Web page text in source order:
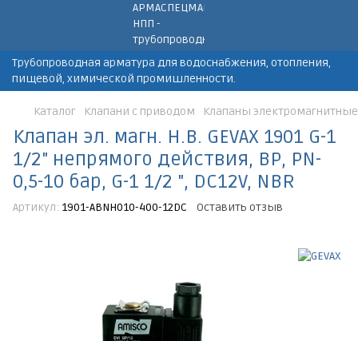
Трубопроводная арматура для водоснабжения, отопления,
пищевой, химической промишленности.
Каталог Клапани с приводом Клапаны электромагнитные
Клапан эл. магн. Н.В. GEVAX 1901 G-1
1/2" непрямого действия, ВР, PN-
0,5-10 бар, G-1 1/2 ", DC12V, NBR
Артикул: 1901-ABNH010-400-12DC Оставить отзыв